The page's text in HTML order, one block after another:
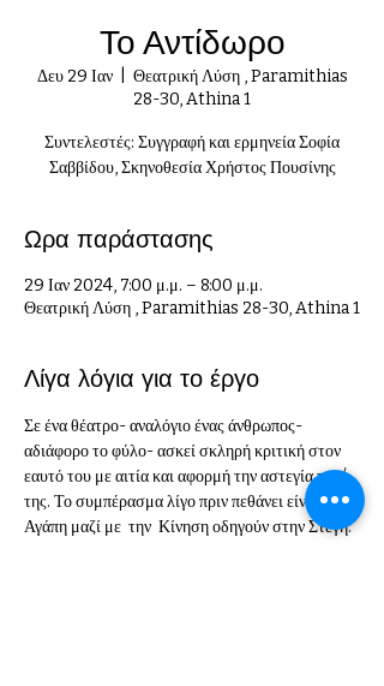
Το Αντίδωρο
Δευ 29 Ιαν
  |
Θεατρική Λύση , Paramithias
28-30, Athina 1
Συντελεστές: Συγγραφή και ερμηνεία Σοφία
Σαββίδου, Σκηνοθεσία Χρήστος Πουσίνης
Ωρα παράστασης
29 Ιαν 2024, 7:00 μ.μ. – 8:00 μ.μ.
Θεατρική Λύση , Paramithias 28-30, Athina 1
Λίγα λόγια για το έργο
Σε ένα θέατρο- αναλόγιο ένας άνθρωπος-
αδιάφορο το φύλο- ασκεί σκληρή κριτική στον
εαυτό του με αιτία και αφορμή την αστεγία του/
της. Το συμπέρασμα λίγο πριν πεθάνει είναι ότι η
Αγάπη μαζί με  την  Κίνηση οδηγούν στην Στέγη.